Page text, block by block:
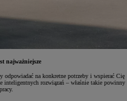
najważniejsze
odpowiadać na konkretne potrzeby i wspierać Cię
inteligentnych rozwiązań – właśnie takie powinny